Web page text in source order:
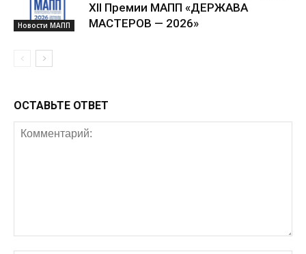
Новости МАПП
XII Премии МАПП «ДЕРЖАВА
МАСТЕРОВ — 2026»
ОСТАВЬТЕ ОТВЕТ